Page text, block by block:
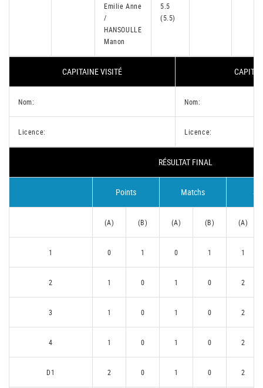
Emilie Anne
/
HANSOULLE
Manon
5.5
(5.5)
CAPITAINE VISITÉ
Nom: Nom:
Licence: Licence:
RÉSULTAT FINAL
Points Matchs
(A) (B) (A) (B) (A)
1 0 1 0 1 1
2 1 0 1 0 2
3 1 0 1 0 2
4 1 0 1 0 2
D1 2 0 1 0 2